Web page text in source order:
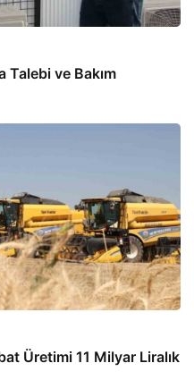
Talebi ve Bakım
Üretimi 11 Milyar Liralık